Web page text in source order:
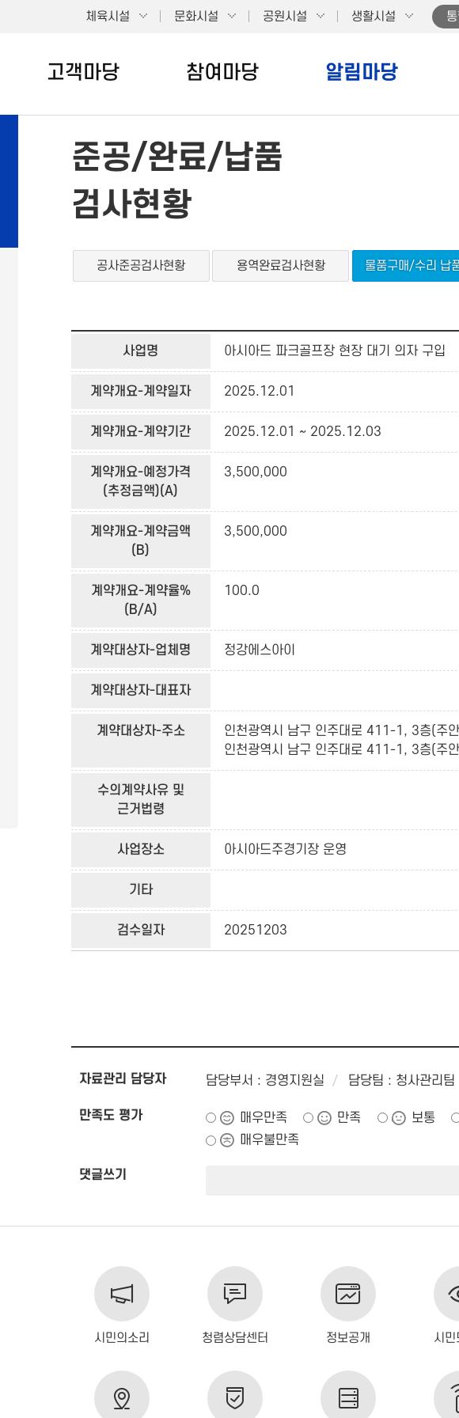
체육시설 문화시설 공원시설 생활시설
고객마당 참여마당 알림마당
준공/완료/납품
검사현황
공사준공검사현황 용역완료검사현황 물품구매/수리 납
사업명 아시아드 파크골프장 현장 대기 의자 구입
계약개요-계약일자 2025.12.01
계약개요-계약기간 2025.12.01 ~ 2025.12.03
계약개요-예정가격
(추정금액)(A)
3,500,000
계약개요-계약금액
(B)
3,500,000
계약개요-계약율%
(B/A)
100.0
계약대상자-업체명 정강에스아이
계약대상자-대표자
계약대상자-주소
인천광역시 남구 인주대로 411-1, 3층(주
인천광역시 남구 인주대로 411-1, 3층(주
수의계약사유 및
근거법령
사업장소 아시아드주경기장 운영
기타
검수일자 20251203
자료관리 담당자 담당부서 : 경영지원실 담당팀 : 청사관리팀
만족도 평가 매우만족 만족 보통
매우불만족
댓글쓰기
시민의소리 청렴상담센터 정보공개 시민